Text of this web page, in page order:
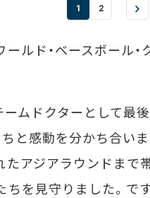
1 2
ルド・ベースボール・
ムドクターとして最
と感動を分かち合い
たアジアラウンドまで
を見守りました。で